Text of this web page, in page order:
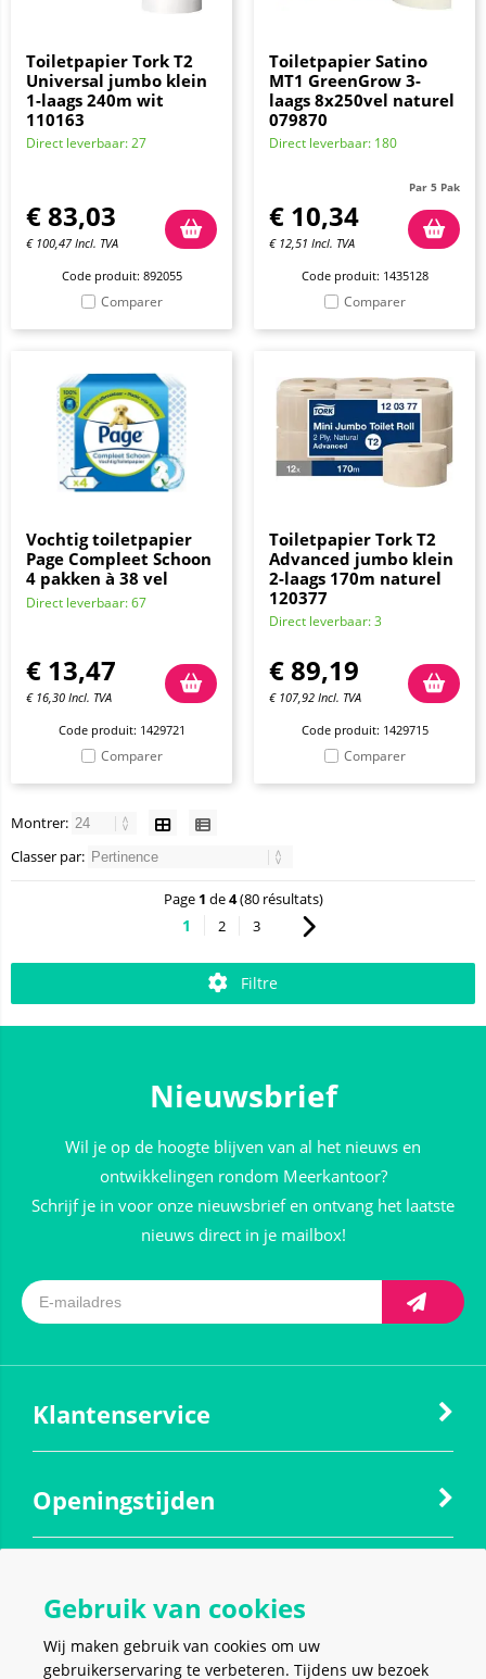
Toiletpapier Tork T2
Universal jumbo klein
1-laags 240m wit
110163
Direct leverbaar: 27
€83,03
€ 100,47 Incl. TVA
Code produit: 892055
Comparer
Toiletpapier Satino
MT1 GreenGrow 3-
laags 8x250vel naturel
079870
Direct leverbaar: 180
Par 5 Pak
€ 10,34
€ 12,51 Incl. TVA
Code produit: 1435128
Comparer
Vochtig toiletpapier
Page Compleet Schoon
4 pakken à 38 vel
Direct leverbaar: 67
€ 13,47
€ 16,30 Incl. TVA
Code produit: 1429721
Comparer
Toiletpapier Tork T2
Advanced jumbo klein
2-laags 170m naturel
120377
Direct leverbaar: 3
€89,19
€ 107,92 Incl. TVA
Code produit: 1429715
Comparer
Montrer:
Classer par:
Page 1 de4(80 résultats)
1 2 3
Filtre
Nieuwsbrief
Wil je op de hoogte blijven van al het nieuws en
ontwikkelingen rondom Meerkantoor?
Schrijf je in voor onze nieuwsbrief en ontvang het laatste
nieuws direct in je mailbox!
Klantenservice
Openingstijden
Social media
Gebruik van cookies
Wij maken gebruik van cookies om uw
gebruikerservaring te verbeteren. Tijdens uw bezoek